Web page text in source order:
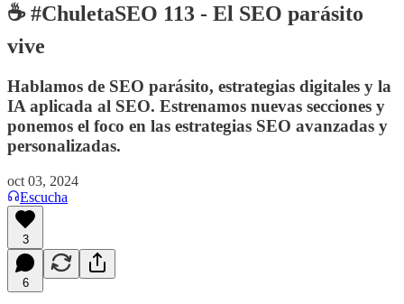
☕ #ChuletaSEO 113 - El SEO parásito
vive
Hablamos de SEO parásito, estrategias digitales y la
IA aplicada al SEO. Estrenamos nuevas secciones y
ponemos el foco en las estrategias SEO avanzadas y
personalizadas.
oct 03, 2024
Escucha
3
6